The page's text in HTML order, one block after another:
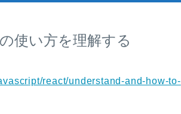
使い方を理解する
react/understand-and-how-to-